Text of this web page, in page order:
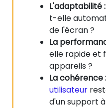
L'adaptabilité :
t-elle
de l'écran ?
La
elle rapide et
appareils ?
La cohérence :
utilisateur
d'un support